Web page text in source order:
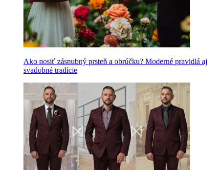
Ako nosiť zásnubný prsteň a obrúčku? Moderné pravidlá aj
svadobné tradície